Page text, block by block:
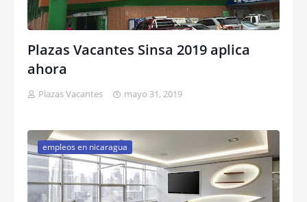
Plazas Vacantes Sinsa 2019 aplica
ahora
Plazas Vacantes mayo 31, 2019
empleos en nicaragua